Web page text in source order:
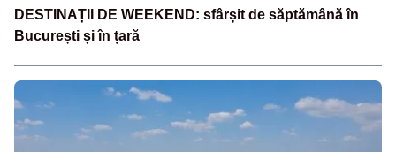
DESTINAȚII DE WEEKEND: sfârșit de săptămână în
București și în țară